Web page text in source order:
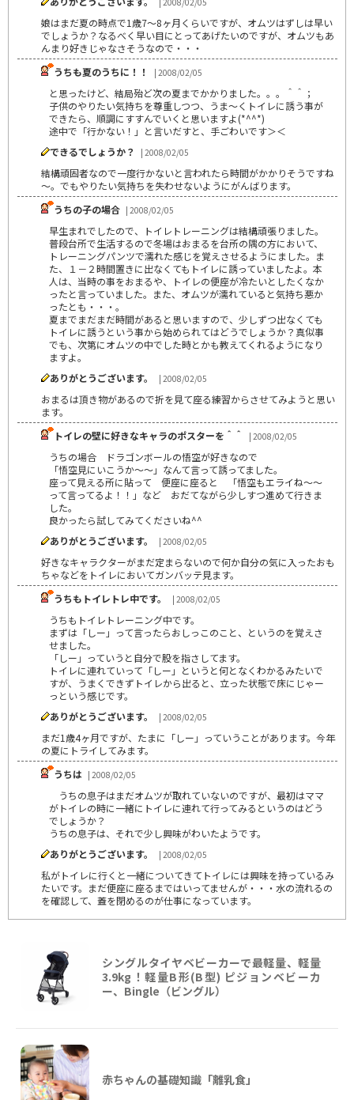
娘はまだ夏の時点で1歳7～8ヶ月くらいですが、オムツはずしは早い
でしょうか？なるべく早い目にとってあげたいのですが、オムツもあ
んまり好きじゃなさそうなので・・・
うちも夏のうちに！！
| 2008/02/05
と思ったけど、結局殆ど次の夏までかかりました。。。＾＾；
子供のやりたい気持ちを尊重しつつ、うま～くトイレに誘う事が
できたら、順調にすすんでいくと思いますよ(*^^*)
途中で「行かない！」と言いだすと、手ごわいです＞＜
できるでしょうか？
| 2008/02/05
結構頑固者なので一度行かないと言われたら時間がかかりそうですね
～。でもやりたい気持ちを失わせないようにがんばります。
うちの子の場合 | 2008/02/05
早生まれでしたので、トイレトレーニングは結構頑張りました。
普段台所で生活するので冬場はおまるを台所の隅の方において、
トレーニングパンツで濡れた感じを覚えさせるようにました。ま
た、１－２時間置きに出なくてもトイレに誘っていましたよ。本
人は、当時の事をおまるや、トイレの便座が冷たいとしたくなか
ったと言っていました。また、オムツが濡れていると気持ち悪か
ったとも・・・。
夏までまだまだ時間があると思いますので、少しずつ出なくても
トイレに誘うという事から始められてはどうでしょうか？真似事
でも、次第にオムツの中でした時とかも教えてくれるようになり
ますよ。
ありがとうございます。
| 2008/02/05
おまるは頂き物があるので折を見て座る練習からさせてみようと思い
ます。
トイレの壁に好きなキャラのポスターを＾＾
| 2008/02/05
うちの場合 ドラゴンボールの悟空が好きなので
「悟空見にいこうか～～」なんて言って誘ってました。
座って見える所に貼って 便座に座ると 「悟空もエライね～～
って言ってるよ！！」など おだてながら少しすつ進めて行きま
した。
良かったら試してみてくださいね^^
ありがとうございます。
| 2008/02/05
好きなキャラクターがまだ定まらないので何か自分の気に入ったおも
ちゃなどをトイレにおいてガンバッテ見ます。
うちもトイレトレ中です。
| 2008/02/05
うちもトイレトレーニング中です。
まずは「しー」って言ったらおしっこのこと、というのを覚えさ
せました。
「しー」っていうと自分で股を指さしてます。
トイレに連れていって「しー」というと何となくわかるみたいで
すが、うまくできずトイレから出ると、立った状態で床にじゃー
っという感じです。
ありがとうございます。
| 2008/02/05
まだ1歳4ヶ月ですが、たまに「しー」っていうことがあります。今年
の夏にトライしてみます。
うちは | 2008/02/05
うちの息子はまだオムツが取れていないのですが、最初はママ
がトイレの時に一緒にトイレに連れて行ってみるというのはどう
でしょうか？
うちの息子は、それで少し興味がわいたようです。
ありがとうございます。
| 2008/02/05
私がトイレに行くと一緒についてきてトイレには興味を持っているみ
たいです。まだ便座に座るまではいってませんが・・・水の流れるの
を確認して、蓋を閉めるのが仕事になっています。
シングルタイヤベビーカーで最軽量、軽量
3.9kg！軽量B形(B型) ピジョンベビーカ
ー、Bingle（ビングル）
赤ちゃんの基礎知識「離乳食」